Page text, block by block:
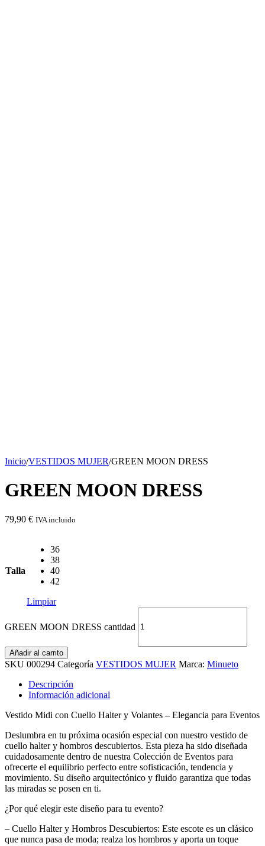
Inicio/VESTIDOS MUJER/GREEN MOON DRESS
GREEN MOON DRESS
79,90 € IVA incluido
Talla
36
38
40
42
Limpiar
GREEN MOON DRESS cantidad
Añadir al carrito
SKU 000294 Categoría VESTIDOS MUJER Marca: Minueto
Descripción
Información adicional
Vestido Midi con Cuello Halter y Volantes – Elegancia para Eventos
Deslumbra en tu próxima ocasión especial con nuestro vestido de
cuello halter y hombros descubiertos. Esta pieza ha sido diseñada
cuidadosamente dentro de nuestra Colección de Eventos para
ofrecerte el equilibrio perfecto entre sofisticación, tendencia y
movimiento. Su diseño arquitectónico y fluido garantiza que todas
las miradas se posen en ti.
¿Por qué elegir este diseño para tu evento?
– Cuello Halter y Hombros Descubiertos: Este escote es un clásico
que nunca pasa de moda; realza los hombros y aporta un toque